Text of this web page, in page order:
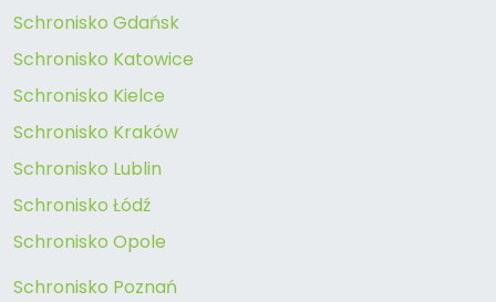
Schronisko Gdańsk
Schronisko Katowice
Schronisko Kielce
Schronisko Kraków
Schronisko Lublin
Schronisko Łódź
Schronisko Opole
Schronisko Poznań